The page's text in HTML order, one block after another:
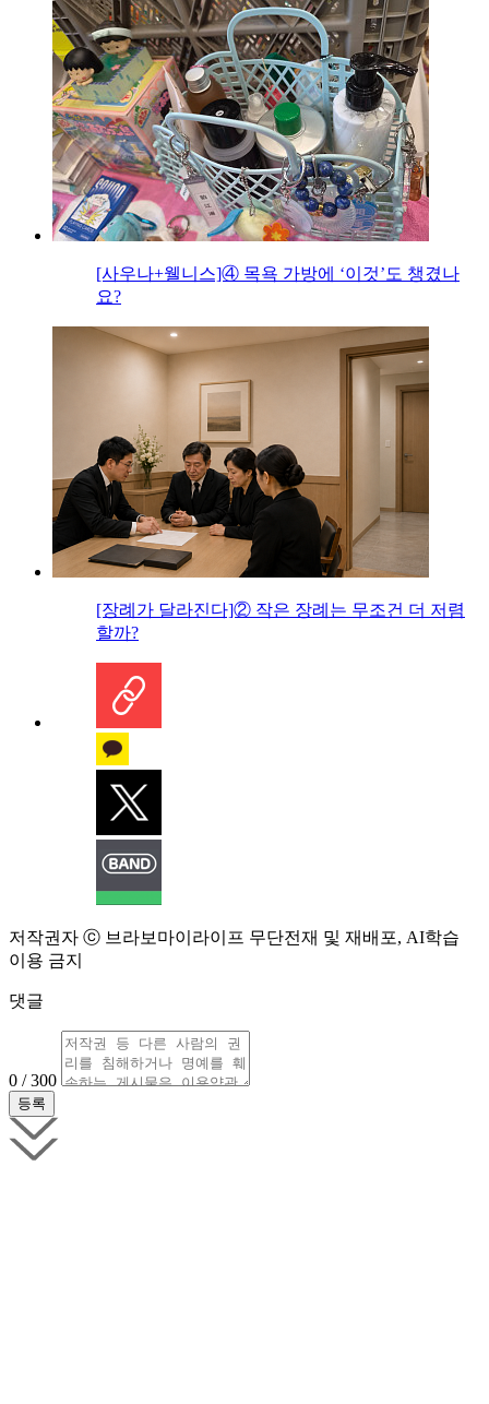
[사우나+웰니스]④ 목욕 가방에 ‘이것’도 챙겼나
요?
[장례가 달라진다]② 작은 장례는 무조건 더 저렴
할까?
저작권자 ⓒ 브라보마이라이프 무단전재 및 재배포, AI학습
이용 금지
댓글
0 / 300